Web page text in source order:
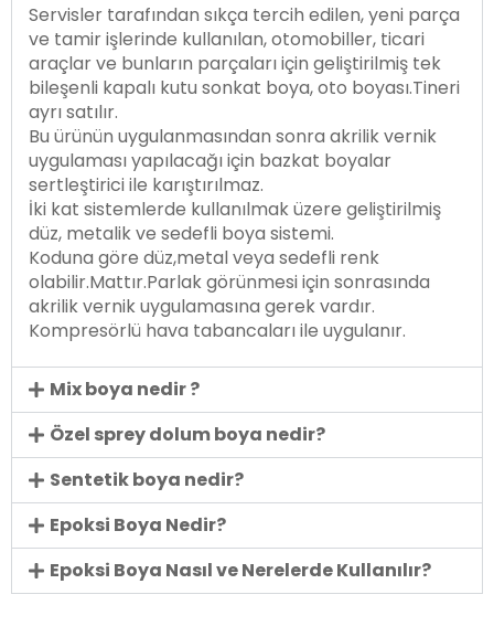
Servisler tarafından sıkça tercih edilen, yeni parça
ve tamir işlerinde kullanılan, otomobiller, ticari
araçlar ve bunların parçaları için geliştirilmiş tek
bileşenli kapalı kutu sonkat boya, oto boyası.Tineri
ayrı satılır.
Bu ürünün uygulanmasından sonra akrilik vernik
uygulaması yapılacağı için bazkat boyalar
sertleştirici ile karıştırılmaz.
İki kat sistemlerde kullanılmak üzere geliştirilmiş
düz, metalik ve sedefli boya sistemi.
Koduna göre düz,metal veya sedefli renk
olabilir.Mattır.Parlak görünmesi için sonrasında
akrilik vernik uygulamasına gerek vardır.
Kompresörlü hava tabancaları ile uygulanır.
Mix boya nedir ?
Özel sprey dolum boya nedir?
Sentetik boya nedir?
Epoksi Boya Nedir?
Epoksi Boya Nasıl ve Nerelerde Kullanılır?